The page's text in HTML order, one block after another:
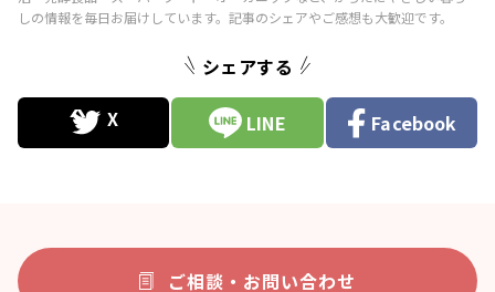
シェアする
LINE Facebook
ご相談・お問い合わせ